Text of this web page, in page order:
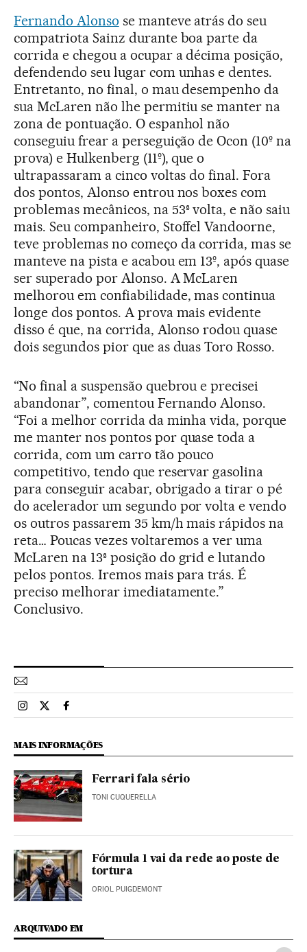
Fernando Alonso se manteve atrás do seu
compatriota Sainz durante boa parte da
corrida e chegou a ocupar a décima posição,
defendendo seu lugar com unhas e dentes.
Entretanto, no final, o mau desempenho da
sua McLaren não lhe permitiu se manter na
zona de pontuação. O espanhol não
conseguiu frear a perseguição de Ocon (10º na
prova) e Hulkenberg (11º), que o
ultrapassaram a cinco voltas do final. Fora
dos pontos, Alonso entrou nos boxes com
problemas mecânicos, na 53ª volta, e não saiu
mais. Seu companheiro, Stoffel Vandoorne,
teve problemas no começo da corrida, mas se
manteve na pista e acabou em 13º, após quase
ser superado por Alonso. A McLaren
melhorou em confiabilidade, mas continua
longe dos pontos. A prova mais evidente
disso é que, na corrida, Alonso rodou quase
dois segundos pior que as duas Toro Rosso.
“No final a suspensão quebrou e precisei
abandonar”, comentou Fernando Alonso.
“Foi a melhor corrida da minha vida, porque
me manter nos pontos por quase toda a
corrida, com um carro tão pouco
competitivo, tendo que reservar gasolina
para conseguir acabar, obrigado a tirar o pé
do acelerador um segundo por volta e vendo
os outros passarem 35 km/h mais rápidos na
reta… Poucas vezes voltaremos a ver uma
McLaren na 13ª posição do grid e lutando
pelos pontos. Iremos mais para trás. É
preciso melhorar imediatamente.”
Conclusivo.
Esportes El País Brasil en Instagram
Esportes El País Brasil en Twitter
Esportes El País Brasil en Facebook
MAIS INFORMAÇÕES
Ferrari fala sério
TONI CUQUERELLA
Fórmula 1 vai da rede ao poste de
tortura
ORIOL PUIGDEMONT
ARQUIVADO EM